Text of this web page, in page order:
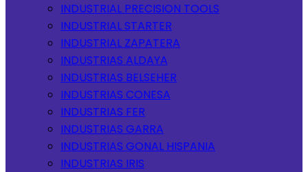
INDUSTRIAL PRECISION TOOLS
INDUSTRIAL STARTER
INDUSTRIAL ZAPATERA
INDUSTRIAS ALDAYA
INDUSTRIAS BELSEHER
INDUSTRIAS CONESA
INDUSTRIAS FER
INDUSTRIAS GARRA
INDUSTRIAS GONAL HISPANIA
INDUSTRIAS IRIS